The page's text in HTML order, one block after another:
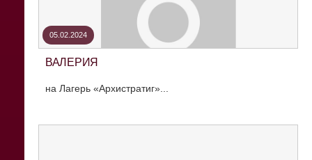
05.02.2024
ВАЛЕРИЯ
на Лагерь «Архистратиг»...